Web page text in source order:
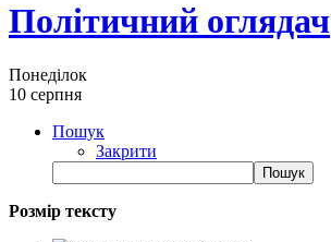
Політичний оглядач
Понеділок
10 серпня
Пошук
Закрити
Розмір тексту